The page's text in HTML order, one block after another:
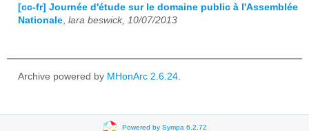
[cc-fr] Journée d'étude sur le domaine public à l'Assemblée
Nationale, lara beswick, 10/07/2013
Archive powered by MHonArc 2.6.24
Powered by Sympa 6.2.72